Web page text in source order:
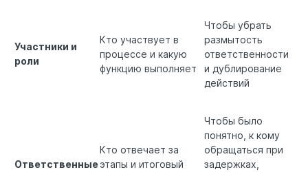
Участники и
роли
Кто участвует в
процессе и какую
функцию выполняет
Чтобы убрать
размытость
ответственности
и дублирование
действий
Ответственные
Кто отвечает за
этапы и итоговый
Чтобы было
понятно, к кому
обращаться при
задержках,